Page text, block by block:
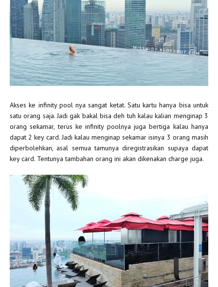
Akses ke infinity pool nya sangat ketat. Satu kartu hanya bisa untuk
satu orang saja. Jadi gak bakal bisa deh tuh kalau kalian menginap 3
orang sekamar, terus ke infinity poolnya juga bertiga kalau hanya
dapat 2 key card. Jadi kalau menginap sekamar isinya 3 orang masih
diperbolehkan, asal semua tamunya diregistrasikan supaya dapat
key card. Tentunya tambahan orang ini akan dikenakan charge juga.